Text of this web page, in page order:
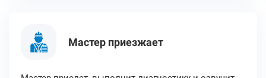
Мастер приезжает